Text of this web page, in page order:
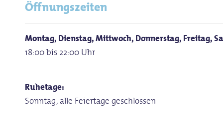
Öffnungszeiten
Montag, Dienstag, Mittwoch, Donnerstag, Freitag,
18:00 bis 22:00 Uhr
Ruhetage:
Sonntag, alle Feiertage geschlossen